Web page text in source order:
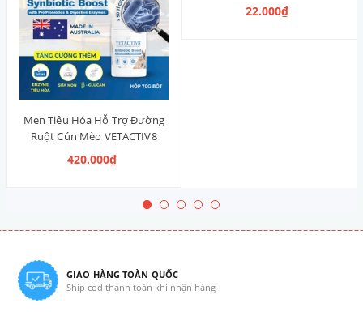
Men Tiêu Hóa Hỗ Trợ Đường
Ruột Cún Mèo VETACTIV8
Synbiotic Boost Úc 70g
420.000₫
22.000₫
GIAO HÀNG TOÀN QUỐC
Ship cod thanh toán khi nhận hàng